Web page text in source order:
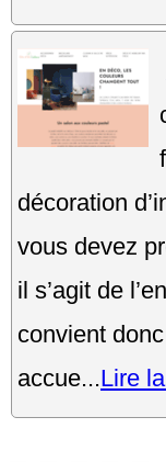
décoration
vous devez
il s’agit de
convient
accue...Lire